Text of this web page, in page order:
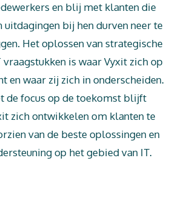
en blij met klanten die
uitdagingen bij hen durven neer te
Het oplossen van strategische
vraagstukken is waar Vyxit zich op
en waar zij zich in onderscheiden.
de focus op de toekomst blijft
zich ontwikkelen om klanten te
van de beste oplossingen en
op het gebied van IT.